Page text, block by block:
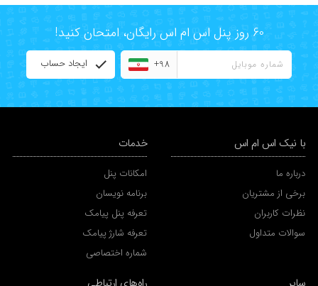
60 روز پنل اس ام اس رایگان، امتحان کنید!
+98 ایجاد حساب
با نیک اس ام اس
درباره ما
برخی از مشتریان
نظرات کاربران
سوالات متداول
خدمات
امکانات پنل
برنامه نویسان
تعرفه پنل پیامک
تعرفه شارژ پیامک
شماره اختصاصی